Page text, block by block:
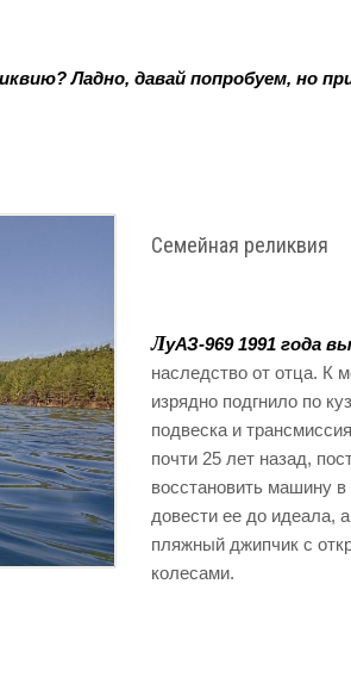
Ладно, давай попробуем, но
Семейная реликвия
ЛуАЗ-969 1991 года
наследство от отца. К
изрядно подгнило по
подвеска и
почти 25 лет назад,
восстановить машину
довести ее до идеала,
пляжный джипчик с
колесами.